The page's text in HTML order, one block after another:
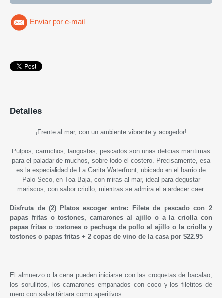
Enviar por e-mail
Detalles
¡Frente al mar, con un ambiente vibrante y acogedor!
Pulpos, carruchos, langostas, pescados son unas delicias marítimas
para el paladar de muchos, sobre todo el costero. Precisamente, esa
es la especialidad de La Garita Waterfront, ubicado en el barrio de
Palo Seco, en Toa Baja, con miras al mar, ideal para degustar
mariscos, con sabor criollo, mientras se admira el atardecer caer.
Disfruta de (2) Platos escoger entre: Filete de pescado con 2
papas fritas o tostones, camarones al ajillo o a la criolla con
papas fritas o tostones o pechuga de pollo al ajillo o la criolla y
tostones o papas fritas + 2 copas de vino de la casa por $22.95
El almuerzo o la cena pueden iniciarse con las croquetas de bacalao,
los sorullitos, los camarones empanados con coco y los filetitos de
mero con salsa tártara como aperitivos.